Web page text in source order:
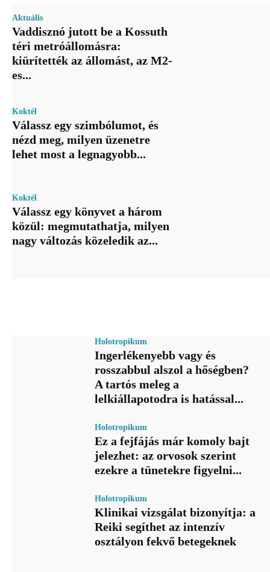
Aktuális
Vaddisznó jutott be a Kossuth
téri metróállomásra:
kiürítették az állomást, az M2-
es...
Koktél
Válassz egy szimbólumot, és
nézd meg, milyen üzenetre
lehet most a legnagyobb...
Koktél
Válassz egy könyvet a három
közül: megmutathatja, milyen
nagy változás közeledik az...
Holotropikum
Ingerlékenyebb vagy és
rosszabbul alszol a hőségben?
A tartós meleg a
lelkiállapotodra is hatással...
Holotropikum
Ez a fejfájás már komoly bajt
jelezhet: az orvosok szerint
ezekre a tünetekre figyelni...
Holotropikum
Klinikai vizsgálat bizonyítja: a
Reiki segíthet az intenzív
osztályon fekvő betegeknek